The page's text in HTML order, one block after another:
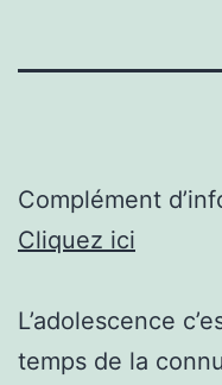
Complément
Cliquez ici
L’adolescence
temps de la